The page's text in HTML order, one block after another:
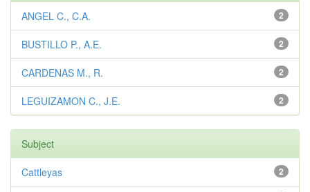
2
ANGEL C., C.A.
2
BUSTILLO P., A.E.
2
CARDENAS M., R.
2
LEGUIZAMON C., J.E.
Subject
2
Cattleyas